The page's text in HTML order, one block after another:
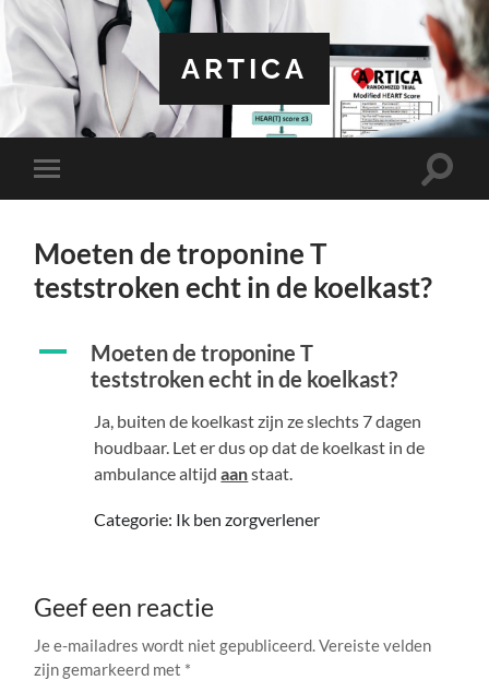
ARTICA
Toggle
mobiel
Toggle
Moeten de troponine T
teststroken echt in de koelkast?
A
Moeten de troponine T
teststroken echt in de koelkast?
Ja, buiten de koelkast zijn ze slechts 7 dagen
houdbaar. Let er dus op dat de koelkast in de
ambulance altijdaanstaat.
Categorie: Ik ben zorgverlener
Geef een reactie
Je e-mailadres wordt niet gepubliceerd. Vereiste velden
zijn gemarkeerd met *